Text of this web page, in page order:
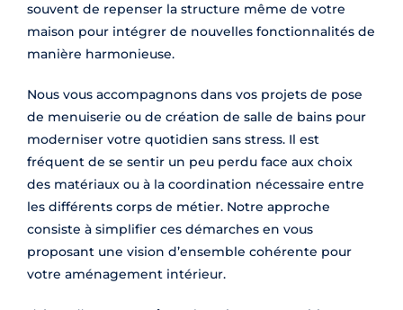
souvent de repenser la structure même de votre
maison pour intégrer de nouvelles fonctionnalités de
manière harmonieuse.
Nous vous accompagnons dans vos projets de pose
de menuiserie ou de création de salle de bains pour
moderniser votre quotidien sans stress. Il est
fréquent de se sentir un peu perdu face aux choix
des matériaux ou à la coordination nécessaire entre
les différents corps de métier. Notre approche
consiste à simplifier ces démarches en vous
proposant une vision d’ensemble cohérente pour
votre aménagement intérieur.